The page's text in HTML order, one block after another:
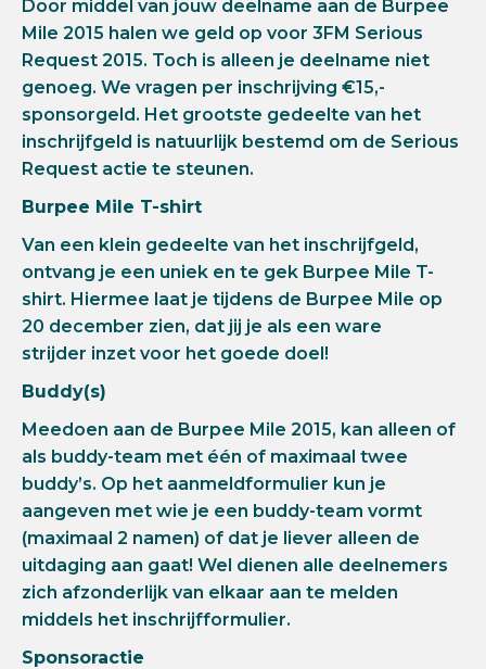
Door middel van jouw deelname aan de Burpee
Mile 2015 halen we geld op voor 3FM Serious
Request 2015. Toch is alleen je deelname niet
genoeg. We vragen per inschrijving €15,-
sponsorgeld. Het grootste gedeelte van het
inschrijfgeld is natuurlijk bestemd om de Serious
Request actie te steunen.
Burpee Mile T-shirt
Van een klein gedeelte van het inschrijfgeld,
ontvang je een uniek en te gek Burpee Mile T-
shirt. Hiermee laat je tijdens de Burpee Mile op
20 december zien, dat jij je als een ware
strijder inzet voor het goede doel!
Buddy(s)
Meedoen aan de Burpee Mile 2015, kan alleen of
als buddy-team met één of maximaal twee
buddy’s. Op het aanmeldformulier kun je
aangeven met wie je een buddy-team vormt
(maximaal 2 namen) of dat je liever alleen de
uitdaging aan gaat! Wel dienen alle deelnemers
zich afzonderlijk van elkaar aan te melden
middels het inschrijfformulier.
Sponsoractie